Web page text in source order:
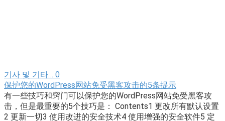
기사 및 기타… 0
保护您的WordPress网站免受黑客攻击的5条提示
有一些技巧和窍门可以保护您的WordPress网站免受黑客攻
击，但是最重要的5个技巧是： Contents1 更改所有默认设置
2 更新一切3 使用改进的安全技术4 使用增强的安全软件5 定